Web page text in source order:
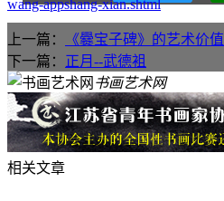
wang-appshang-xian.shtml
上一篇：
《爨宝子碑》的艺术价值
下一篇： 正月--武德袓
书画艺术网
相关文章